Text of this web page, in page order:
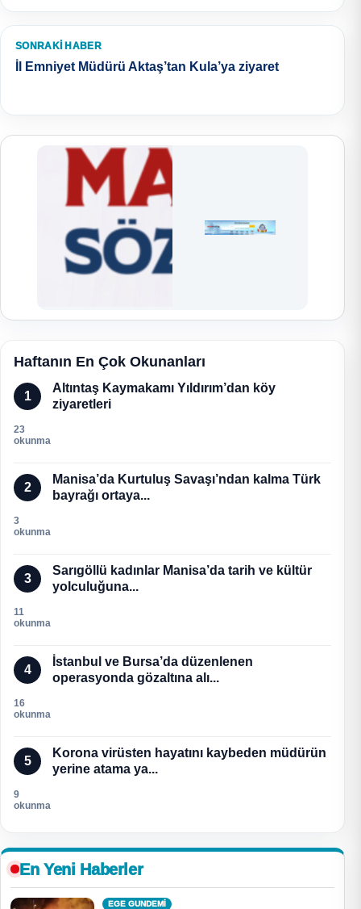
SONRAKI HABER
İl Emniyet Müdürü Aktaş’tan Kula’ya ziyaret
Haftanın En Çok Okunanları
1
Altıntaş Kaymakamı Yıldırım’dan köy
ziyaretleri
23
okunma
2
Manisa’da Kurtuluş Savaşı’ndan kalma Türk
bayrağı ortaya...
3
okunma
3
Sarıgöllü kadınlar Manisa’da tarih ve kültür
yolculuğuna...
11
okunma
4
İstanbul ve Bursa’da düzenlenen
operasyonda gözaltına alı...
16
okunma
5
Korona virüsten hayatını kaybeden müdürün
yerine atama ya...
9
okunma
En Yeni Haberler
EGE GUNDEMİ